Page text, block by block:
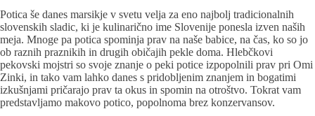
Zinke
količina
Potica še danes marsikje v svetu velja za eno najbolj tradicionalnih
slovenskih sladic, ki je kulinarično ime Slovenije ponesla izven naših
meja. Mnoge pa potica spominja prav na naše babice, na čas, ko so jo
ob raznih praznikih in drugih običajih pekle doma. Hlebčkovi
pekovski mojstri so svoje znanje o peki potice izpopolnili prav pri Omi
Zinki, in tako vam lahko danes s pridobljenim znanjem in bogatimi
izkušnjami pričarajo prav ta okus in spomin na otroštvo. Tokrat vam
predstavljamo makovo potico, popolnoma brez konzervansov.